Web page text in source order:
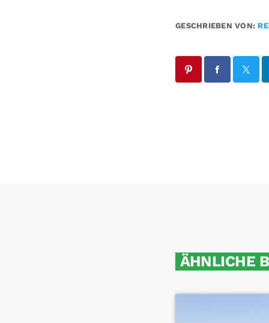
GESCHRIEBEN VON:
ÄHNLICHE